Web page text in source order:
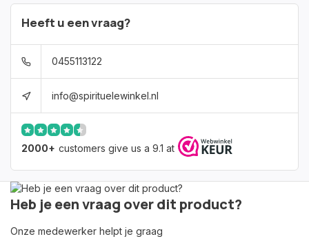
Heeft u een vraag?
0455113122
info@spirituelewinkel.nl
2000+ customers give us a 9.1 at
Heb je een vraag over dit product?
Onze medewerker helpt je graag